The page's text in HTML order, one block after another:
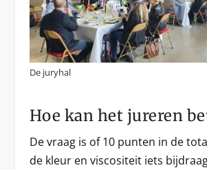
De juryhal
Hoe kan het jureren
De vraag is of 10 punten in de
de kleur en viscositeit iets